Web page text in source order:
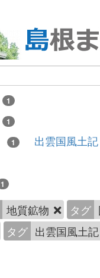
1
1
1
出雲国風土
1
地質鉱物 タグ
タグ 出雲国風土